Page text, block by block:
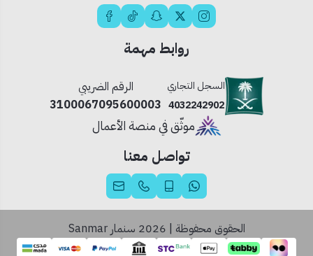
للاستبدال السريع لغطاء قديم
للحمامات المنزلية أو التجارية
يتوافق مع كراسي "ستيورا" بمقاساتها المختلفة
نصيحة احترافية:
قبل الشراء، قِس أبعاد الكرسي بدقة وتأكد من توافقه مع مقاسات
الغطاء المتاحة لتضمن ملاءمة مثالية.
روابط مهمة
السجل التجاري
4032242902
الرقم الضريبي
3100067095600003
موثّق في منصة الأعمال
تواصل معنا
الحقوق محفوظة | 2026 سنمار Sanmar